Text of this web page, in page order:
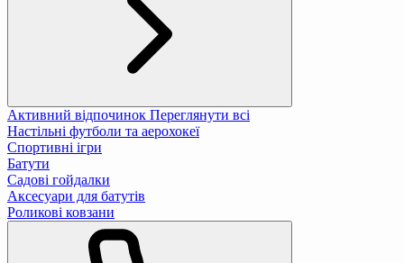
Активний відпочинок Переглянути всі
Настільні футболи та аерохокеї
Спортивні ігри
Батути
Садові гойдалки
Аксесуари для батутів
Роликові ковзани